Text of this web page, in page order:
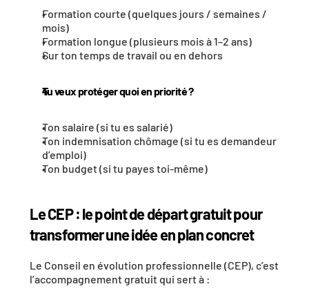
Formation courte (quelques jours / semaines /
mois)
Formation longue (plusieurs mois à 1–2 ans)
Sur ton temps de travail ou en dehors
Tu veux protéger quoi en priorité ?
Ton salaire (si tu es salarié)
Ton indemnisation chômage (si tu es demandeur
d’emploi)
Ton budget (si tu payes toi-même)
Le CEP : le point de départ gratuit pour
transformer une idée en plan concret
Le Conseil en évolution professionnelle (CEP), c’est
l’accompagnement gratuit qui sert à :